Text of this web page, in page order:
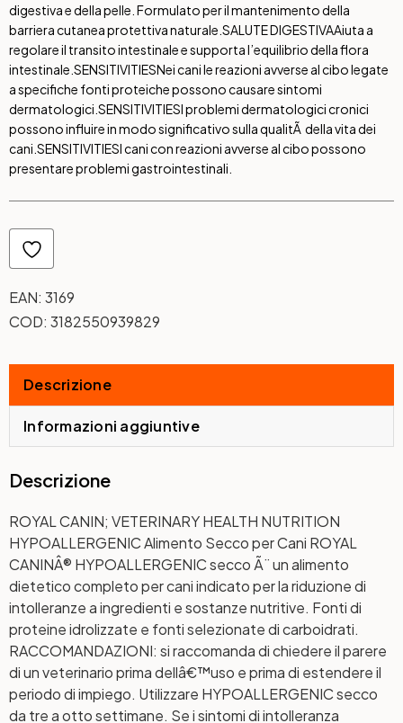
digestiva e della pelle. Formulato per il mantenimento della
barriera cutanea protettiva naturale. SALUTE DIGESTIVAAiuta a
regolare il transito intestinale e supporta l’equilibrio della flora
intestinale. SENSITIVITIESNei cani le reazioni avverse al cibo legate
a specifiche fonti proteiche possono causare sintomi
dermatologici. SENSITIVITIESI problemi dermatologici cronici
possono influire in modo significativo sulla qualitÃ della vita dei
cani. SENSITIVITIESI cani con reazioni avverse al cibo possono
presentare problemi gastrointestinali.
EAN: 3169
COD: 3182550939829
Descrizione
Informazioni aggiuntive
Descrizione
ROYAL CANIN; VETERINARY HEALTH NUTRITION
HYPOALLERGENIC Alimento Secco per Cani ROYAL
CANINÂ® HYPOALLERGENIC secco Ã¨ un alimento
dietetico completo per cani indicato per la riduzione di
intolleranze a ingredienti e sostanze nutritive. Fonti di
proteine idrolizzate e fonti selezionate di carboidrati.
RACCOMANDAZIONI: si raccomanda di chiedere il parere
di un veterinario prima dellâ€™uso e prima di estendere il
periodo di impiego. Utilizzare HYPOALLERGENIC secco
da tre a otto settimane. Se i sintomi di intolleranza